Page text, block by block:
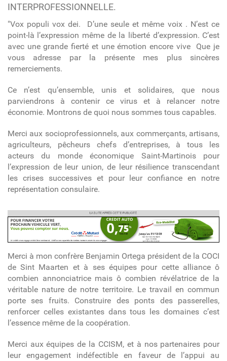
INTERPROFESSIONNELLE.
"Vox populi vox dei. D’une seule et même voix . N’est ce
point-là l’expression même de la liberté d’expression. C’est
avec une grande fierté et une émotion encore vive Que je
vous adresse par la présente mes plus sincères
remerciements.
Ce n’est qu’ensemble, unis et solidaires, que nous
parviendrons à contenir ce virus et à relancer notre
économie. Montrons de quoi nous sommes tous capables.
Merci aux socioprofessionnels, aux commerçants, artisans,
agriculteurs, pêcheurs chefs d’entreprises, à tous les
acteurs du monde économique Saint-Martinois pour
l’expression de leur union, de leur résilience transcendant
les crises successives et pour leur confiance en notre
représentation consulaire.
pub article
Merci à mon confrère Benjamin Ortega président de la COCI
de Sint Maarten et à ses équipes pour cette alliance ô
combien annonciatrice mais ô combien révélatrice de la
véritable nature de notre territoire. Le travail en commun
porte ses fruits. Construire des ponts des passerelles,
renforcer celles existantes dans tous les domaines c’est
l’essence même de la coopération.
Merci aux équipes de la CCISM, et à nos partenaires pour
leur engagement indéfectible en faveur de l’appui au